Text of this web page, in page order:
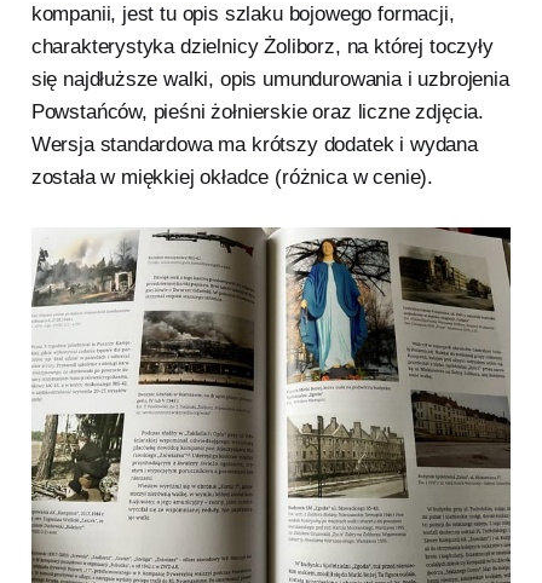
kompanii, jest tu opis szlaku bojowego formacji,
charakterystyka dzielnicy Żoliborz, na której toczyły
się najdłuższe walki, opis umundurowania i uzbrojenia
Powstańców, pieśni żołnierskie oraz liczne zdjęcia.
Wersja standardowa ma krótszy dodatek i wydana
została w miękkiej okładce (różnica w cenie).